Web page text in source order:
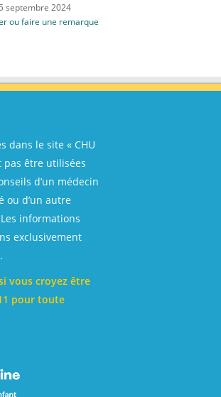
septembre 2024
ou faire une remarque
dans le site « CHU
pas être utilisées
d’un médecin
ou d’un autre
informations
exclusivement
vous croyez être
pour toute